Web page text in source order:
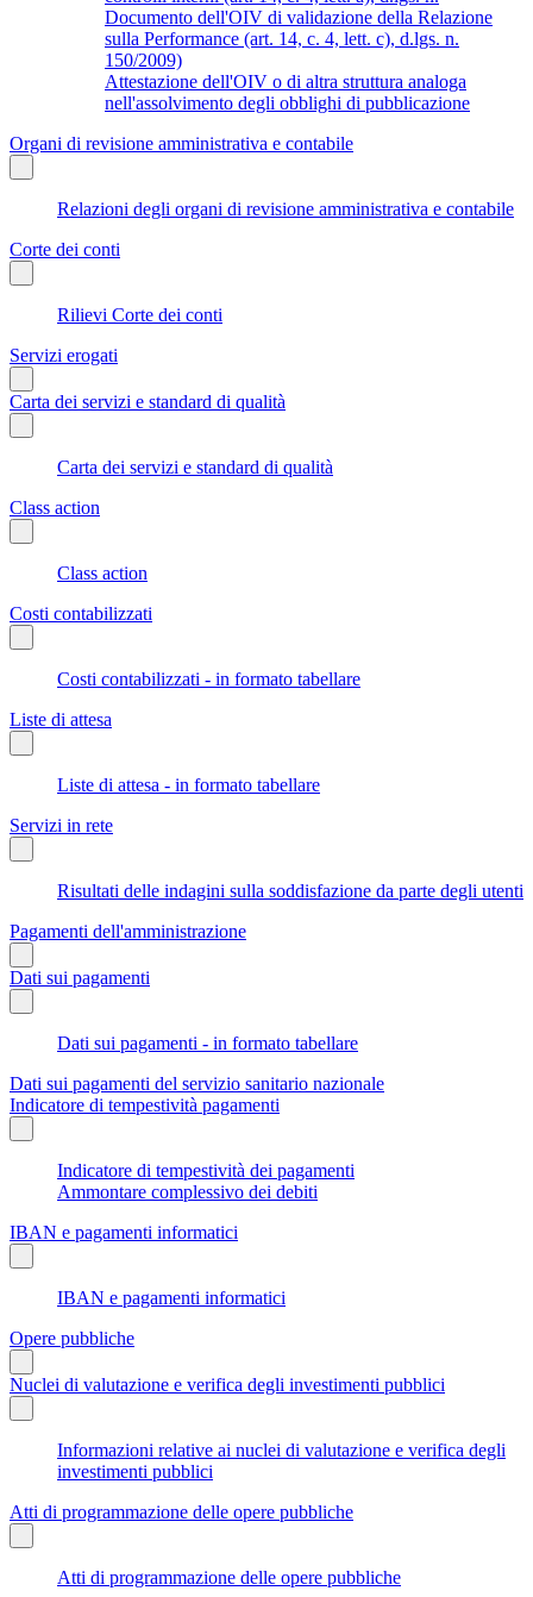
Documento dell'OIV di validazione della Relazione
sulla Performance (art. 14, c. 4, lett. c), d.lgs. n.
150/2009)
Attestazione dell'OIV o di altra struttura analoga
nell'assolvimento degli obblighi di pubblicazione
Organi di revisione amministrativa e contabile
Relazioni degli organi di revisione amministrativa e contabile
Corte dei conti
Rilievi Corte dei conti
Servizi erogati
Carta dei servizi e standard di qualità
Carta dei servizi e standard di qualità
Class action
Class action
Costi contabilizzati
Costi contabilizzati - in formato tabellare
Liste di attesa
Liste di attesa - in formato tabellare
Servizi in rete
Risultati delle indagini sulla soddisfazione da parte degli utenti
Pagamenti dell'amministrazione
Dati sui pagamenti
Dati sui pagamenti - in formato tabellare
Dati sui pagamenti del servizio sanitario nazionale
Indicatore di tempestività pagamenti
Indicatore di tempestività dei pagamenti
Ammontare complessivo dei debiti
IBAN e pagamenti informatici
IBAN e pagamenti informatici
Opere pubbliche
Nuclei di valutazione e verifica degli investimenti pubblici
Informazioni relative ai nuclei di valutazione e verifica degli
investimenti pubblici
Atti di programmazione delle opere pubbliche
Atti di programmazione delle opere pubbliche